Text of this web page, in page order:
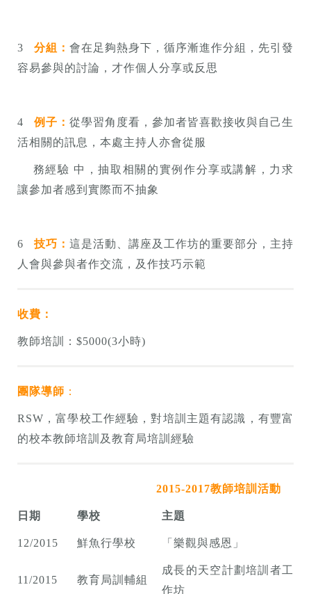
3 分組： 會在足夠熱身下，循序漸進作分組，先引發
容易參與的討論，才作個人分享或反思
4 例子： 從學習角度看，參加者皆喜歡接收與自己生
活相關的訊息，本處主持人亦會從服
務經驗 中，抽取相關的實例作分享或講解，力求
讓參加者感到實際而不抽象
6 技巧： 這是活動、講座及工作坊的重要部分，主持
人會與參與者作交流，及作技巧示範
收費：
教師培訓： $5000(3小時)
團隊導師 ：
RSW ，富學校工作經驗，對培訓主題有認識，有豐富
的校本教師培訓及教育局培訓經驗
2015-2017教師培訓活動
日期 學校 主題
12/2015 鮮魚行學校 「樂觀與感恩」
11/2015 教育局訓輔組
成長的天空計劃培訓者工
作坊